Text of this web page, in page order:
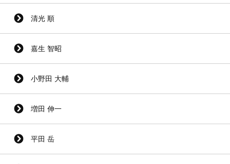
清光 順
嘉生 智昭
小野田 大輔
増田 伸一
平田 岳